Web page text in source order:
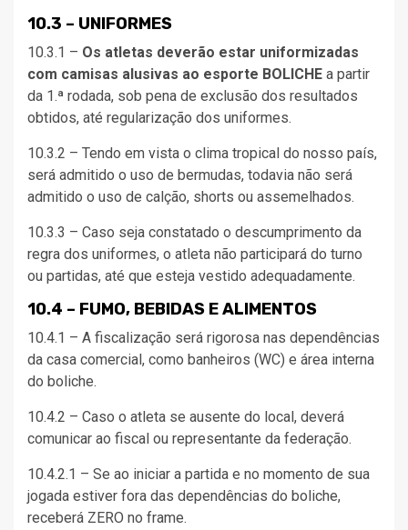
10.3 – UNIFORMES
10.3.1 – Os atletas deverão estar uniformizadas
com camisas alusivas ao esporte BOLICHE a partir
da 1.ª rodada, sob pena de exclusão dos resultados
obtidos, até regularização dos uniformes.
10.3.2 – Tendo em vista o clima tropical do nosso país,
será admitido o uso de bermudas, todavia não será
admitido o uso de calção, shorts ou assemelhados.
10.3.3 – Caso seja constatado o descumprimento da
regra dos uniformes, o atleta não participará do turno
ou partidas, até que esteja vestido adequadamente.
10.4 – FUMO, BEBIDAS E ALIMENTOS
10.4.1 – A fiscalização será rigorosa nas dependências
da casa comercial, como banheiros (WC) e área interna
do boliche.
10.4.2 – Caso o atleta se ausente do local, deverá
comunicar ao fiscal ou representante da federação.
10.4.2.1 – Se ao iniciar a partida e no momento de sua
jogada estiver fora das dependências do boliche,
receberá ZERO no frame.